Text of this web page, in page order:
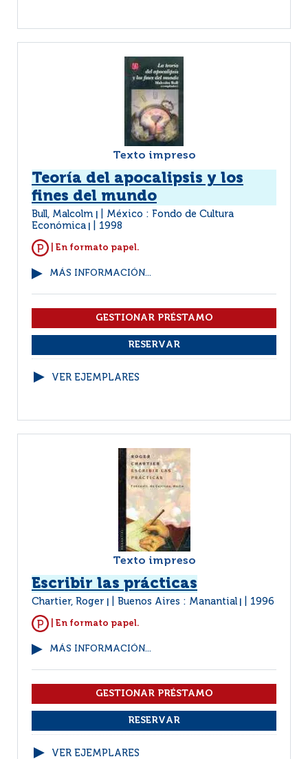
Texto impreso
Teoría del apocalipsis y los
fines del mundo
Bull, Malcolm
México : Fondo de Cultura
Económica
1998
| En formato papel.
MÁS INFORMACIÓN...
VER EJEMPLARES
Texto impreso
Escribir las prácticas
Chartier, Roger Buenos Aires : Manantial 1996
| En formato papel.
MÁS INFORMACIÓN...
VER EJEMPLARES